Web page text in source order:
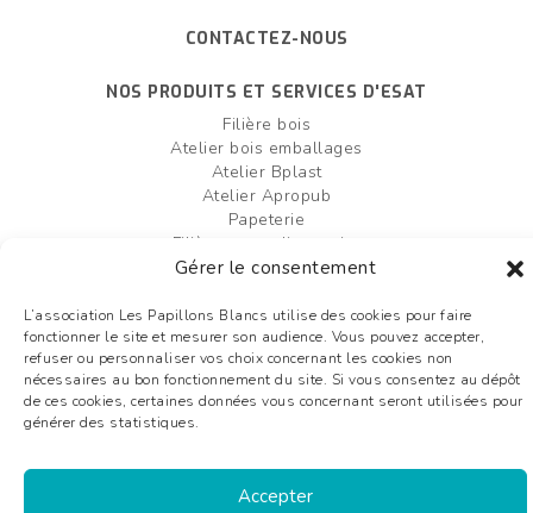
Gérer le consentement
L’association Les Papillons Blancs utilise des cookies pour faire
fonctionner le site et mesurer son audience. Vous pouvez accepter,
refuser ou personnaliser vos choix concernant les cookies non
nécessaires au bon fonctionnement du site. Si vous consentez au dépôt
de ces cookies, certaines données vous concernant seront utilisées pour
générer des statistiques.
Accepter
CONTACTEZ-NOUS
NOS PRODUITS ET SERVICES D'ESAT
Filière bois
Atelier bois emballages
Atelier Bplast
Atelier Apropub
Papeterie
Filière agro-alimentaire
Atelier bois box palettes
FAIRE UN DON OFFRES D'EMPLOI
Plan du site
Mentions légales